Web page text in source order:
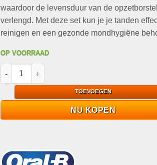
waardoor de levensduur van de
verlengd. Met deze set kun je je tanden
reinigen en een gezonde mondhygiëne
OP VOORRAAD
ORAL-B Precision Clean 4-Pack |
TOEVOEGEN
NU KOPEN